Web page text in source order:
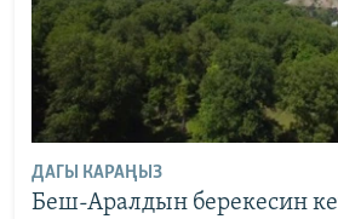
ДАГЫ КАРАҢЫЗ
Беш-Аралдын берекесин